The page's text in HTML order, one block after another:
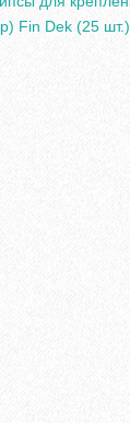
Fin Dek (25 шт.)